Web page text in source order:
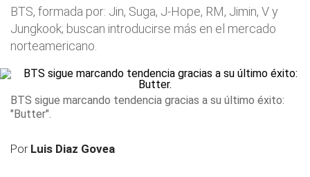
BTS, formada por: Jin, Suga, J-Hope, RM, Jimin, V y
Jungkook; buscan introducirse más en el mercado
norteamericano.
BTS sigue marcando tendencia gracias a su último éxito:
"Butter".
Por Luis Diaz Govea